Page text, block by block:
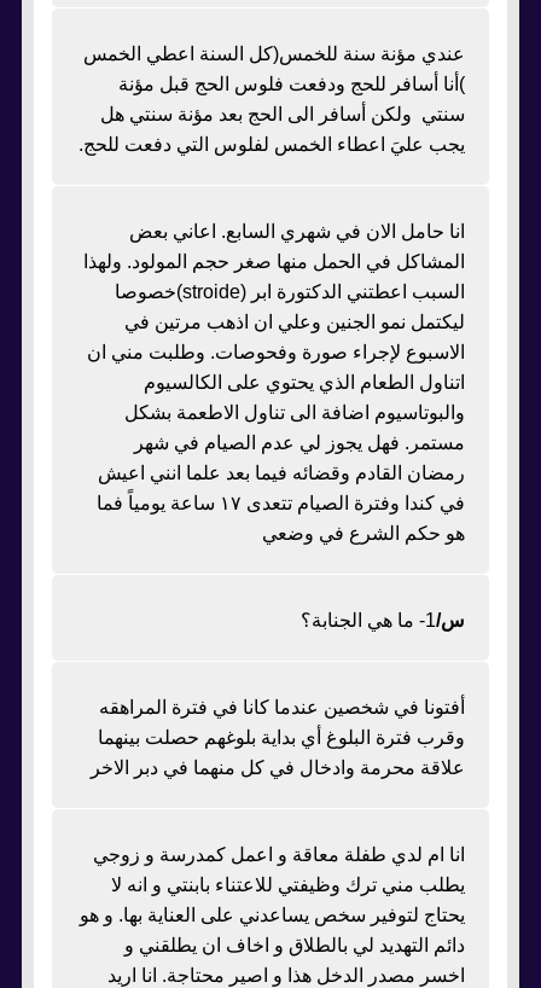
عندي مؤنة سنة للخمس(كل السنة اعطي الخمس
)أنا أسافر للحج ودفعت فلوس الحج قبل مؤنة
سنتي ولكن أسافر الى الحج بعد مؤنة سنتي هل
يجب عليَ اعطاء الخمس لفلوس التي دفعت للحج.
انا حامل الان في شهري السابع. اعاني بعض
المشاكل في الحمل منها صغر حجم المولود. ولهذا
السبب اعطتني الدكتورة ابر (stroide)خصوصا
ليكتمل نمو الجنين وعلي ان اذهب مرتين في
الاسبوع لإجراء صورة وفحوصات. وطلبت مني ان
اتناول الطعام الذي يحتوي على الكالسيوم
والبوتاسيوم اضافة الى تناول الاطعمة بشكل
مستمر. فهل يجوز لي عدم الصيام في شهر
رمضان القادم وقضائه فيما بعد علما انني اعيش
في كندا وفترة الصيام تتعدى ١٧ ساعة يومياً فما
هو حكم الشرع في وضعي
س/1- ما هي الجنابة؟
أفتونا في شخصين عندما كانا في فترة المراهقه
وقرب فترة البلوغ أي بداية بلوغهم حصلت بينهما
علاقة محرمة وادخال في كل منهما في دبر الاخر
انا ام لدي طفلة معاقة و اعمل كمدرسة و زوجي
يطلب مني ترك وظيفتي للاعتناء بابنتي و انه لا
يحتاج لتوفير سخص يساعدني على العناية بها. و هو
دائم التهديد لي بالطلاق و اخاف ان يطلقني و
اخسر مصدر الدخل هذا و اصير محتاجة. انا اريد